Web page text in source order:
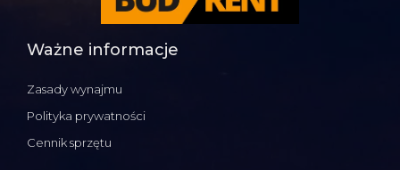
Ważne informacje
Zasady wynajmu
Polityka prywatności
Cennik sprzętu